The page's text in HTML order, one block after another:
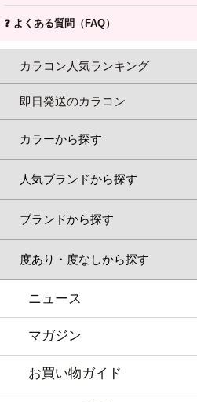
❓ よくある質問（FAQ）
カラコン人気ランキング
即日発送のカラコン
カラーから探す
人気ブランドから探す
ブランドから探す
度あり・度なしから探す
ニュース
マガジン
お買い物ガイド